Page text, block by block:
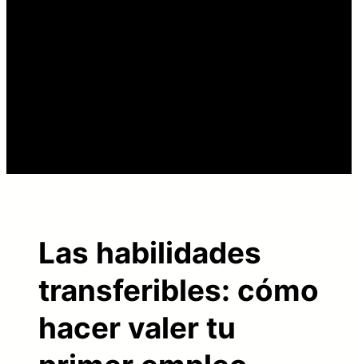
Las habilidades
transferibles: cómo
hacer valer tu